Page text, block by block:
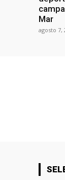
Mar
agosto 7,